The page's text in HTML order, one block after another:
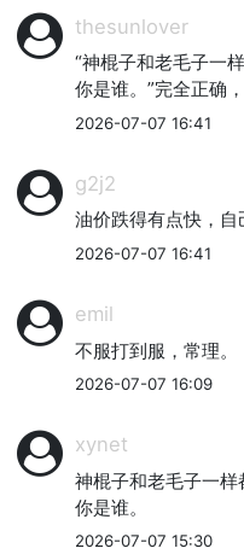
thesunlover
“神棍子和老毛子一
你是谁。”完全正确
2026-07-07 16:41
g2j2
油价跌得有点快，自
2026-07-07 16:41
emil
不服打到服，常理。
2026-07-07 16:09
xynet
神棍子和老毛子一
你是谁。
2026-07-07 15:30